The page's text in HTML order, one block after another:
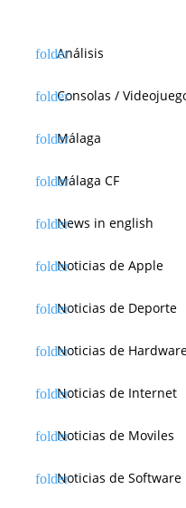
Análisis
Consolas /
Málaga
Málaga CF
News in english
Noticias de Apple
Noticias de Deporte
Noticias de
Noticias de Internet
Noticias de Moviles
Noticias de Software